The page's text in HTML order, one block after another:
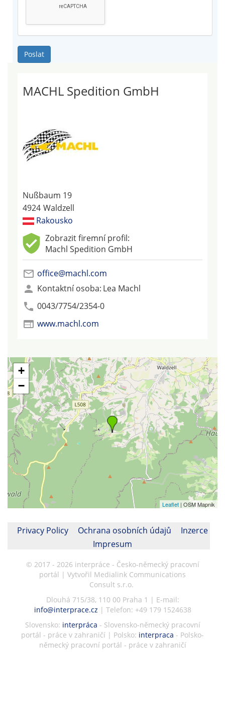
Poslat
MACHL Spedition GmbH
Nußbaum 19
4924 Waldzell
Rakousko
Zobrazit firemní profil:
Machl Spedition GmbH
office@machl.com
Kontaktní osoba: Lea Machl
0043/7754/2354-0
www.machl.com
+
−
Leaflet | OSM Mapnik
Privacy Policy Ochrana osobních údajů
Inzerce
Impresum
© 2017 - 2026 interpráce - Česko-německý pracovní
portál | Vytvořil Medialink Communications
Consult s.r.o.
Dlouhá 715/38, 110 00 Praha 1 | E-mail:
info@interprace.cz | Telefon: +49 179 1524638
Slovensko: interpráca - Slovensko-německý pracovní
portál - práce v zahraničí | Polsko: interpraca - Polsko-
německý pracovní portál - práce v zahraničí